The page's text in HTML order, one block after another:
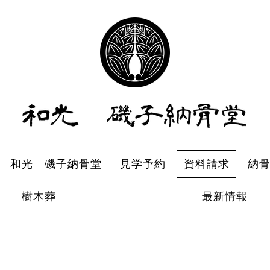
和光 磯子納骨堂
和光 磯子納骨堂 見学予約 資料請求 納骨
樹木葬 最新情報